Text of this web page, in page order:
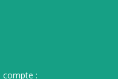
compte :